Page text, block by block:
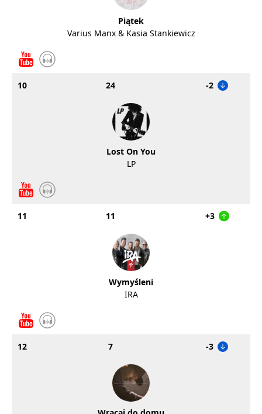
Piątek
Varius Manx & Kasia Stankiewicz
10 24 -2
Lost On You
LP
11 11 +3
Wymyśleni
IRA
12 7 -3